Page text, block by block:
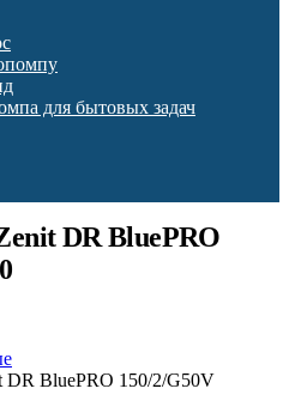
для бытовых задач
DR BluePRO
BluePRO 150/2/G50V